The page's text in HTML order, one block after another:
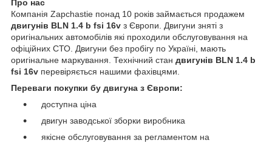
Про нас
Компанія Zapchastie понад 10 років займається продажем
двигунів BLN 1.4 b fsi 16v з Європи. Двигуни зняті з
оригінальних автомобілів які проходили обслуговування на
офіційних СТО. Двигуни без пробігу по Україні, мають
оригінальне маркування. Технічний стан двигунів BLN 1.4 b
fsi 16v перевіряється нашими фахівцями.
Переваги покупки бу двигуна з Європи:
доступна ціна
двигун заводської зборки виробника
якісне обслуговування за регламентом на